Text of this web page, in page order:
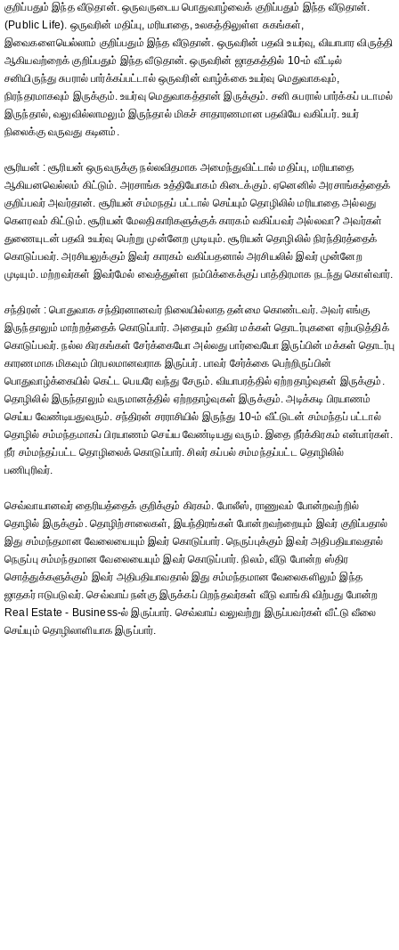
குறிப்பதும் இந்த வீடுதான். ஒருவருடைய பொதுவாழ்வைக் குறிப்பதும் இந்த வீடுதான்.
(Public Life). ஒருவரின் மதிப்பு, மரியாதை, உலகத்திலுள்ள சுகங்கள்,
இவைகளையெல்லாம் குறிப்பதும் இந்த வீடுதான். ஒருவரின் பதவி உயர்வு, வியாபார விருத்தி
ஆகியவற்றைக் குறிப்பதும் இந்த வீடுதான். ஒருவரின் ஜாதகத்தில் 10-ம் வீட்டில்
சனியிருந்து சுபரால் பார்க்கப்பட்டால் ஒருவரின் வாழ்க்கை உயர்வு மெதுவாகவும்,
நிரந்தரமாகவும் இருக்கும். உயர்வு மெதுவாகத்தான் இருக்கும். சனி சுபரால் பார்க்கப் படாமல்
இருந்தால், வலுவில்லாமலும் இருந்தால் மிகச் சாதாரணமான பதவியே வகிப்பர். உயர்
நிலைக்கு வருவது கடினம்.
சூரியன் : சூரியன் ஒருவருக்கு நல்லவிதமாக அமைந்துவிட்டால் மதிப்பு, மரியாதை
ஆகியனவெல்லம் கிட்டும். அரசாங்க உத்தியோகம் கிடைக்கும். ஏனெனில் அரசாங்கத்தைக்
குறிப்பவர் அவர்தான். சூரியன் சம்மநதப் பட்டால் செய்யும் தொழிலில் மரியாதை அல்லது
கெளரவம் கிட்டும். சூரியன் மேலதிகாரிகளுக்குக் காரகம் வகிப்பவர் அல்லவா? அவர்கள்
துணையுடன் பதவி உயர்வு பெற்று முன்னேற முடியும். சூரியன் தொழிலில் நிரந்திரத்தைக்
கொடுப்பவர். அரசியலுக்கும் இவர் காரகம் வகிப்பதனால் அரசியலில் இவர் முன்னேற
முடியும். மற்றவர்கள் இவர்மேல் வைத்துள்ள நம்பிக்கைக்குப் பாத்திரமாக நடந்து கொள்வார்.
சந்திரன் : பொதுவாக சந்திரனானவர் நிலையில்லாத தன்மை கொண்டவர். அவர் எங்கு
இருந்தாலும் மாற்றத்தைக் கொடுப்பார். அதையும் தவிர மக்கள் தொடர்புகளை ஏற்படுத்திக்
கொடுப்பவர். நல்ல கிரகங்கள் சேர்க்கையோ அல்லது பார்வையோ இருப்பின் மக்கள் தொடர்பு
காரணமாக மிகவும் பிரபலமானவராக இருப்பர். பாவர் சேர்க்கை பெற்றிருப்பின்
பொதுவாழ்க்கையில் கெட்ட பெயரே வந்து சேரும். வியாபரத்தில் ஏற்றதாழ்வுகள் இருக்கும்.
தொழிலில் இருந்தாலும் வருமானத்தில் ஏற்றதாழ்வுகள் இருக்கும். அடிக்கடி பிரயாணம்
செய்ய வேண்டியதுவரும். சந்திரன் சரராசியில் இருந்து 10-ம் வீட்டுடன் சம்மந்தப் பட்டால்
தொழில் சம்மந்தமாகப் பிரயாணம் செய்ய வேண்டியது வரும். இதை நீர்க்கிரகம் என்பார்கள்.
நீர் சம்மந்தப்பட்ட தொழிலைக் கொடுப்பார். சிலர் கப்பல் சம்மந்தப்பட்ட தொழிலில்
பணிபுரிவர்.
செவ்வாயானவர் தைரியத்தைக் குறிக்கும் கிரகம். போலீஸ், ராணுவம் போன்றவற்றில்
தொழில் இருக்கும். தொழிற்சாலைகள், இயந்திரங்கள் போன்றவற்றையும் இவர் குறிப்பதால்
இது சம்மந்தமான வேலையையும் இவர் கொடுப்பார். நெருப்புக்கும் இவர் அதிபதியாவதால்
நெருப்பு சம்மந்தமான வேலையையும் இவர் கொடுப்பார். நிலம், வீடு போன்ற ஸ்திர
சொத்துக்களுக்கும் இவர் அதிபதியாவதால் இது சம்மந்தமான வேலைகளிலும் இந்த
ஜாதகர் ஈடுபடுவர். செவ்வாய் நன்கு இருக்கப் பிறந்தவர்கள் வீடு வாங்கி விற்பது போன்ற
Real Estate - Business-ல் இருப்பார். செவ்வாய் வலுவற்று இருப்பவர்கள் வீட்டு வீலை
செய்யும் தொழிலாளியாக இருப்பார்.